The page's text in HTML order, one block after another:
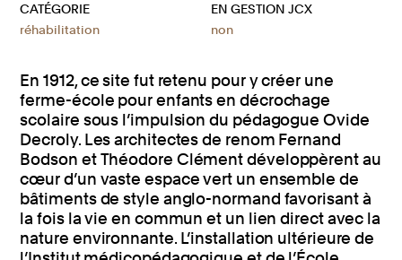
CATÉGORIE
réhabilitation
EN GESTION JCX
non
En 1912, ce site fut retenu pour y créer une
ferme-école pour enfants en décrochage
scolaire sous l’impulsion du pédagogue Ovide
Decroly. Les architectes de renom Fernand
Bodson et Théodore Clément développèrent au
cœur d’un vaste espace vert un ensemble de
bâtiments de style anglo-normand favorisant à
la fois la vie en commun et un lien direct avec la
nature environnante. L’installation ultérieure de